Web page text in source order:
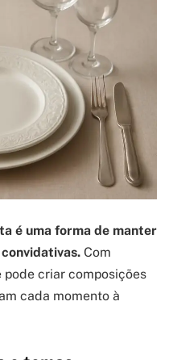
é uma forma de manter
Com
criar composições
cada momento à